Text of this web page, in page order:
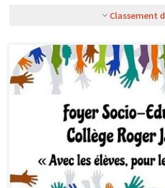
Classement